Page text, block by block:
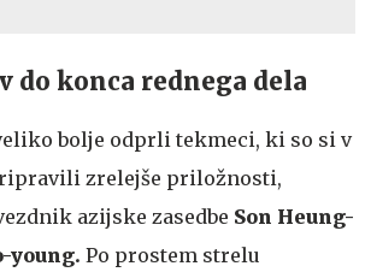
do konca rednega dela
bolje odprli tekmeci, ki so si v
zrelejše priložnosti,
azijske zasedbe Son Heung-
young. Po prostem strelu